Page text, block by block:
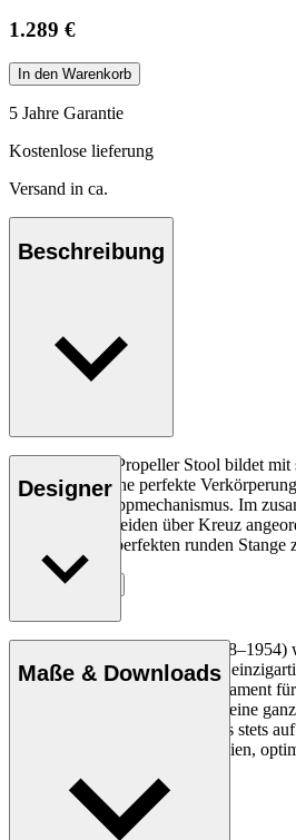
1.289 €
In den Warenkorb
5 Jahre Garantie
Kostenlose lieferung
Versand in ca.
Beschreibung
Der KK87830 Propeller Stool bildet mit
Konstruktion eine perfekte
des idealen Klappmechanismus. Im
fügen sich die beiden über Kreuz
Beine zu einer perfekten runden Stange
Entdecke mehr
Designer
Der Architekt Kaare Klint (1888–1954)
dänischen Designs. Mit seinem
Proportionen schuf er das Fundament
Laufe seiner Karriere, in der er eine
Designs entwarf, lag sein Fokus stets
logischen Design, sauberen Linien,
Profil Kaare Klint
Maße & Downloads